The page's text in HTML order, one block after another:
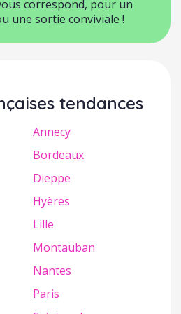
correspond, pour un
une sortie conviviale !
tendances
Annecy
Bordeaux
Dieppe
Hyères
Lille
Montauban
Nantes
Paris